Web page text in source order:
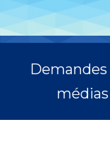
Demandes
médias